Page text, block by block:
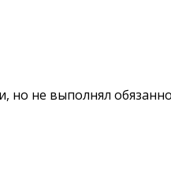
но не выполнял